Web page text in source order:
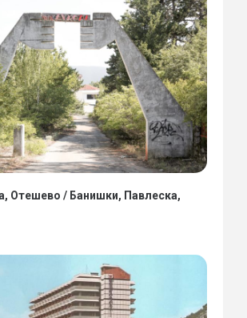
Отешево / Банишки, Павлеска,